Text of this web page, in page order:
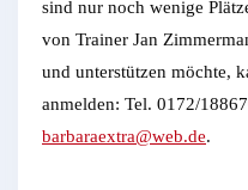
sind nur noch wenige
von Trainer Jan
und unterstützen möchte,
anmelden: Tel. 0172/
barbaraextra@web.de.